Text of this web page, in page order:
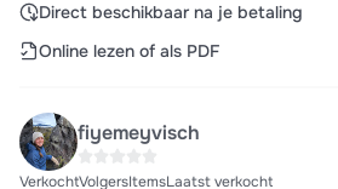
Direct beschikbaar na je betaling
Online lezen of als PDF
fiyemeyvisch
VerkochtVolgersItemsLaatst verkocht